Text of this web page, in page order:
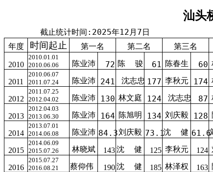
汕头
截止统计时间:2025年12月7日
年度 时间起止 第一名 第二名 第三名
2010
2010.01.01
2010.06.06
陈业沛 72 陈 骏 61 陈春生 60
2011
2010.06.07
2011.07.24
陈业沛 241 沈志忠 177 李秋元 174
2012
2011.07.25
2012.04.02
陈业沛 130 林文庭 124 沈志忠 87
2013
2012.04.03
2013.06.30
陈业沛 164 陈旭明 134 刘庆毅 128
2014
2013.07.01
2014.06.08
陈业沛 84.3刘庆毅 73.1沈 健 61.6
2015
2014.06.09
2015.07.26
林晓斌 143沈 健 125 李秋元 124
2016
2015.07.27
2016.08.21
蔡仰伟 190沈 健 185 林泽权 163